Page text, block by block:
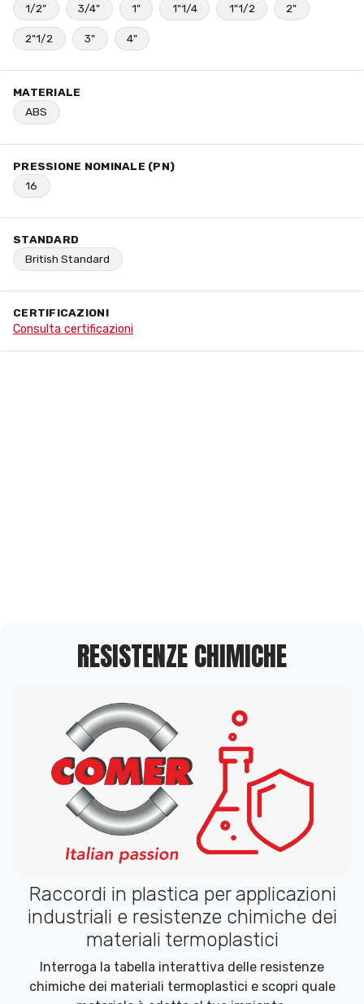
1/2"
3/4" 1" 1"1/4 1"1/2 2"
2"1/2 3" 4"
MATERIALE
ABS
PRESSIONE NOMINALE (PN)
16
STANDARD
British Standard
CERTIFICAZIONI
Consulta certificazioni
RESISTENZE CHIMICHE
Raccordi in plastica per applicazioni
industriali e resistenze chimiche dei
materiali termoplastici
Interroga la tabella interattiva delle resistenze
chimiche dei materiali termoplastici e scopri quale